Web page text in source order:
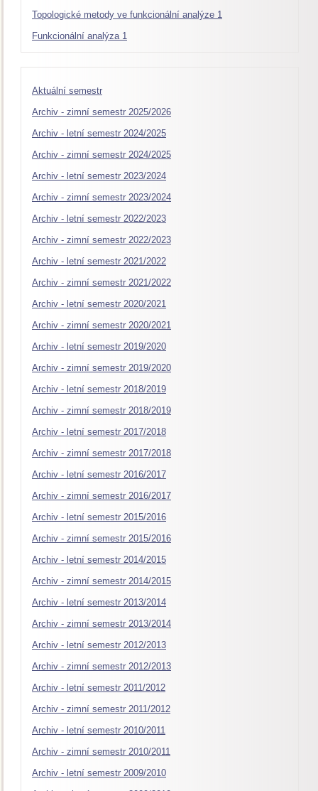
Topologické metody ve funkcionální analýze 1
Funkcionální analýza 1
Aktuální semestr
Archiv - zimní semestr 2025/2026
Archiv - letní semestr 2024/2025
Archiv - zimní semestr 2024/2025
Archiv - letní semestr 2023/2024
Archiv - zimní semestr 2023/2024
Archiv - letní semestr 2022/2023
Archiv - zimní semestr 2022/2023
Archiv - letní semestr 2021/2022
Archiv - zimní semestr 2021/2022
Archiv - letní semestr 2020/2021
Archiv - zimní semestr 2020/2021
Archiv - letní semestr 2019/2020
Archiv - zimní semestr 2019/2020
Archiv - letní semestr 2018/2019
Archiv - zimní semestr 2018/2019
Archiv - letní semestr 2017/2018
Archiv - zimní semestr 2017/2018
Archiv - letní semestr 2016/2017
Archiv - zimní semestr 2016/2017
Archiv - letní semestr 2015/2016
Archiv - zimní semestr 2015/2016
Archiv - letní semestr 2014/2015
Archiv - zimní semestr 2014/2015
Archiv - letní semestr 2013/2014
Archiv - zimní semestr 2013/2014
Archiv - letní semestr 2012/2013
Archiv - zimní semestr 2012/2013
Archiv - letní semestr 2011/2012
Archiv - zimní semestr 2011/2012
Archiv - letní semestr 2010/2011
Archiv - zimní semestr 2010/2011
Archiv - letní semestr 2009/2010